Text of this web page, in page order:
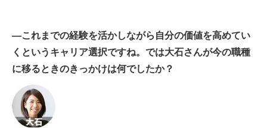
―これまでの経験を活かしながら自分の価値を高めてい
くというキャリア選択ですね。では大石さんが今の職種
に移るときのきっかけは何でしたか？